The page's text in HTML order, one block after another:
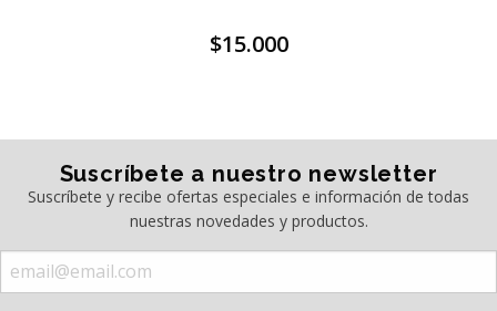
$15.000
Suscríbete a nuestro newsletter
Suscríbete y recibe ofertas especiales e información de todas
nuestras novedades y productos.